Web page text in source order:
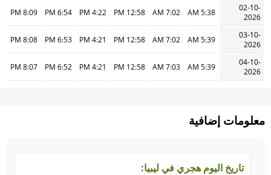
02-10-
2026
5:38 AM
7:02 AM
12:58 PM
4:22 PM
6:54 PM
8:09 PM
03-10-
2026
5:39 AM
7:02 AM
12:58 PM
4:21 PM
6:53 PM
8:08 PM
04-10-
2026
5:39 AM
7:03 AM
12:58 PM
4:21 PM
6:52 PM
8:07 PM
معلومات إضافية
تاريخ اليوم هجري في ليبيا: